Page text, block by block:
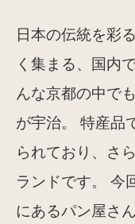
日本の伝統を彩
く集まる、国内
んな京都の中で
が宇治。 特産品
られており、さ
ランドです。 今
にあるパン屋さ